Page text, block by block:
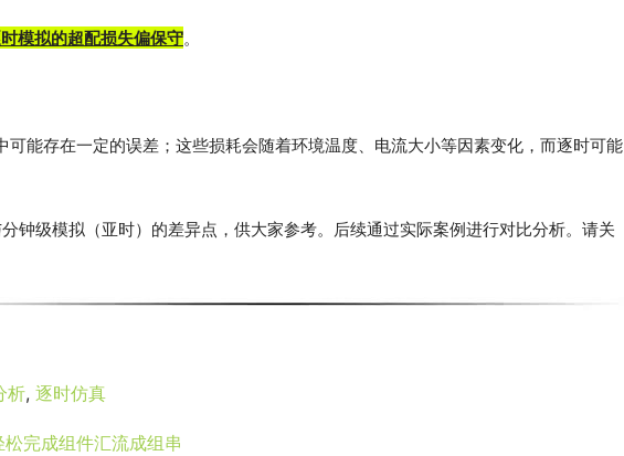
下，
上，产生超配损失，若图中所示14点到15点的逐时累计辐照量与分钟级辐照积分后
拟的超配损失也基本相同。
时辐照强度曲线的存在部分数值（有一个山峰14:00-14:15时段）高于红线；逐时模拟
分会带来额外的超配损失